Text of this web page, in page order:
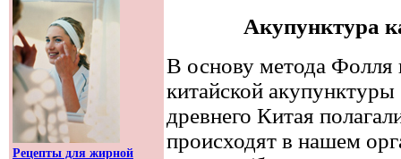
Рецепты для жирной
Акупунктура
В основу метода
китайской
древнего Китая
происходят в нашем